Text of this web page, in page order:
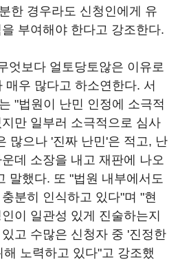
한 경우라도 신청인에게 유
부여해야 한다고 강조한다.
엇보다 얼토당토않은 이유로
매우 많다고 하소연한다. 서
"법원이 난민 인정에 소극적
만 일부러 소극적으로 심사
많으나 '진짜 난민'은 적고, 난
데 소장을 내고 재판에 나오
말했다. 또 "법원 내부에서도
분히 인식하고 있다"며 "현
이 일관성 있게 진술하는지
고 수많은 신청자 중 '진정한
노력하고 있다"고 강조했